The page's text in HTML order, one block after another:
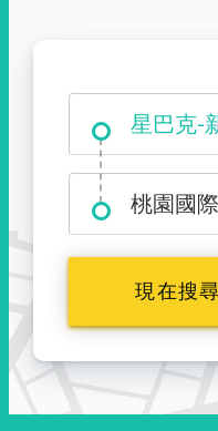
大霸尖
桃園國
現在搜